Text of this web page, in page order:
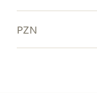
PZN